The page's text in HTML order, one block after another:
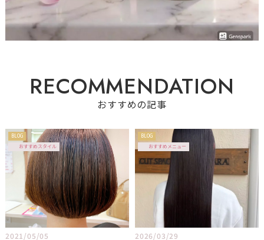
RECOMMENDATION
おすすめの記事
BLOG
おすすめスタイル
2021/05/05
BLOG
おすすめメニュー
2026/03/29